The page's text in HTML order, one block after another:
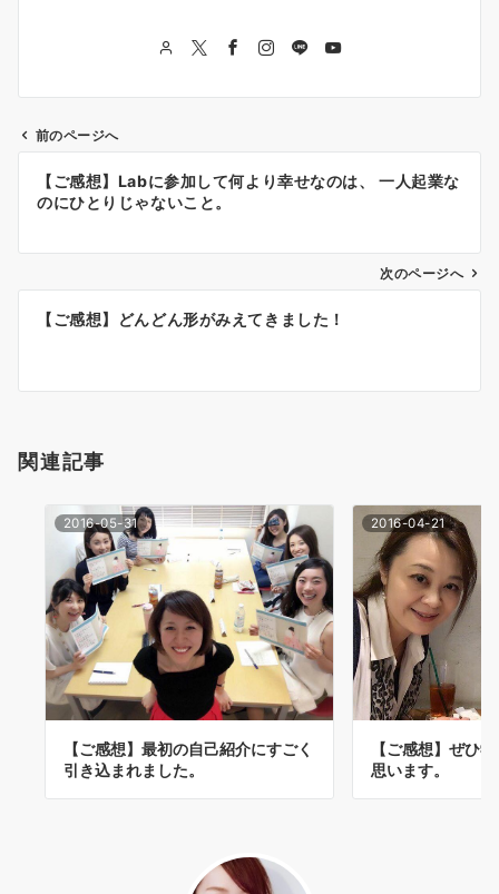
稿
シ
ン
前のページへ
【ご感想】Labに参加して何より幸せなのは、 一人起業な
のにひとりじゃないこと。
次のページへ
【ご感想】どんどん形がみえてきました！
関連記事
2016-05-31
【ご感想】最初の自己紹介にすごく
引き込まれました。
2016-04-21
【ご感想】ぜひ
思います。